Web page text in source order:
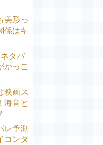
美形っ
係はキ
タバ
かっこ
映画ス
海音と
レ予測
コンタ